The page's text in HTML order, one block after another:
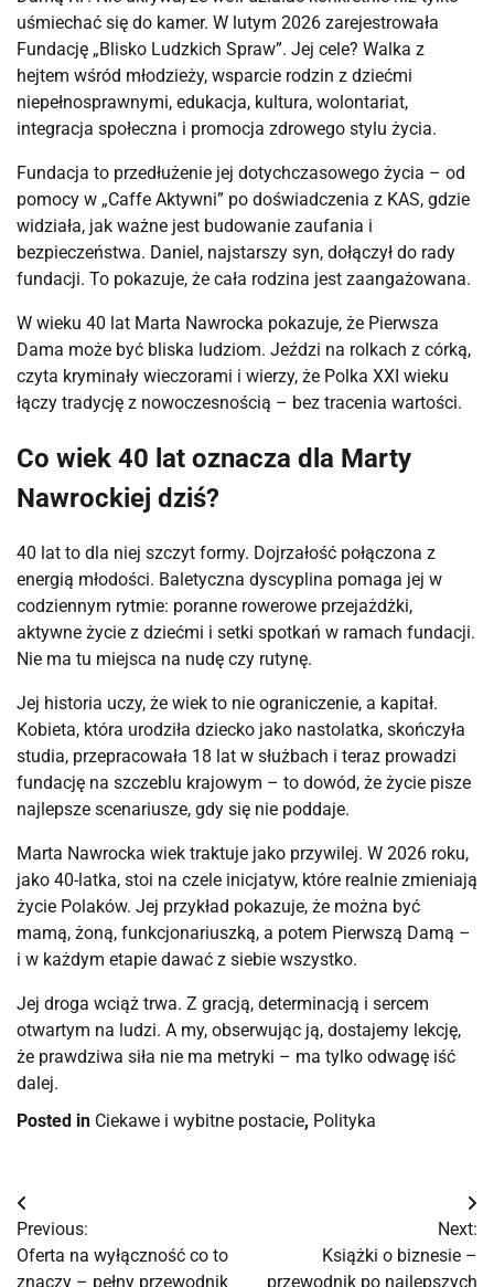
uśmiechać się do kamer. W lutym 2026 zarejestrowała
Fundację „Blisko Ludzkich Spraw”. Jej cele? Walka z
hejtem wśród młodzieży, wsparcie rodzin z dziećmi
niepełnosprawnymi, edukacja, kultura, wolontariat,
integracja społeczna i promocja zdrowego stylu życia.
Fundacja to przedłużenie jej dotychczasowego życia – od
pomocy w „Caffe Aktywni” po doświadczenia z KAS, gdzie
widziała, jak ważne jest budowanie zaufania i
bezpieczeństwa. Daniel, najstarszy syn, dołączył do rady
fundacji. To pokazuje, że cała rodzina jest zaangażowana.
W wieku 40 lat Marta Nawrocka pokazuje, że Pierwsza
Dama może być bliska ludziom. Jeździ na rolkach z córką,
czyta kryminały wieczorami i wierzy, że Polka XXI wieku
łączy tradycję z nowoczesnością – bez tracenia wartości.
Co wiek 40 lat oznacza dla Marty
Nawrockiej dziś?
40 lat to dla niej szczyt formy. Dojrzałość połączona z
energią młodości. Baletyczna dyscyplina pomaga jej w
codziennym rytmie: poranne rowerowe przejażdżki,
aktywne życie z dziećmi i setki spotkań w ramach fundacji.
Nie ma tu miejsca na nudę czy rutynę.
Jej historia uczy, że wiek to nie ograniczenie, a kapitał.
Kobieta, która urodziła dziecko jako nastolatka, skończyła
studia, przepracowała 18 lat w służbach i teraz prowadzi
fundację na szczeblu krajowym – to dowód, że życie pisze
najlepsze scenariusze, gdy się nie poddaje.
Marta Nawrocka wiek traktuje jako przywilej. W 2026 roku,
jako 40-latka, stoi na czele inicjatyw, które realnie zmieniają
życie Polaków. Jej przykład pokazuje, że można być
mamą, żoną, funkcjonariuszką, a potem Pierwszą Damą –
i w każdym etapie dawać z siebie wszystko.
Jej droga wciąż trwa. Z gracją, determinacją i sercem
otwartym na ludzi. A my, obserwując ją, dostajemy lekcję,
że prawdziwa siła nie ma metryki – ma tylko odwagę iść
dalej.
Posted in Ciekawe i wybitne postacie, Polityka
Nawigacja
wpisu
Previous:
Oferta na wyłączność co to
znaczy – pełny przewodnik
Next:
Książki o biznesie –
przewodnik po najlepszych